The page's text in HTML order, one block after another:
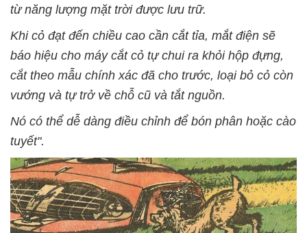
từ năng lượng mặt trời được lưu trữ.
Khi cỏ đạt đến chiều cao cần cắt tỉa, mắt điện sẽ
báo hiệu cho máy cắt cỏ tự chui ra khỏi hộp đựng,
cắt theo mẫu chính xác đã cho trước, loại bỏ cỏ còn
vướng và tự trở về chỗ cũ và tắt nguồn.
Nó có thể dễ dàng điều chỉnh để bón phân hoặc cào
tuyết".